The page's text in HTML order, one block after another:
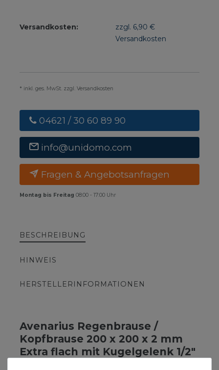
Versandkosten:
zzgl. 6,90 €
Versandkosten
* inkl. ges. MwSt. zzgl. Versandkosten
04621 / 30 60 89 90
info@unidomo.com
Fragen & Angebotsanfragen
Montag bis Freitag 08:00 - 17:00 Uhr
BESCHREIBUNG
HINWEIS
HERSTELLERINFORMATIONEN
Avenarius Regenbrause /
Kopfbrause 200 x 200 x 2 mm
Extra flach mit Kugelgelenk 1/2"